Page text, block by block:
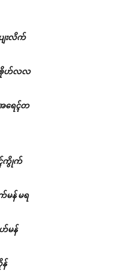
ျးလိက်
ၚ်ၜိုဟ်လလ
ရေၚ်တ
ၚ်ကွိုက်
န် မရ
မန်